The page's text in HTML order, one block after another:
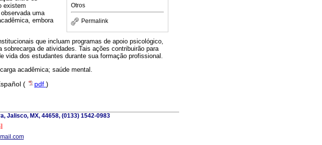
Otros
Permalink
existem
uma
embora
que incluam programas de apoio psicológico,
de atividades. Tais ações contribuirão para
dos estudantes durante sua formação profissional.
acadêmica; saúde mental.
( pdf )
Jalisco, MX, 44658, (0133) 1542-0983